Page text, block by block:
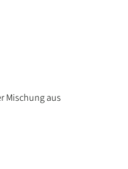
Mischung aus